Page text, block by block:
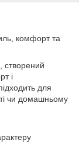
комфорт та
створений
і
для
чи домашньому